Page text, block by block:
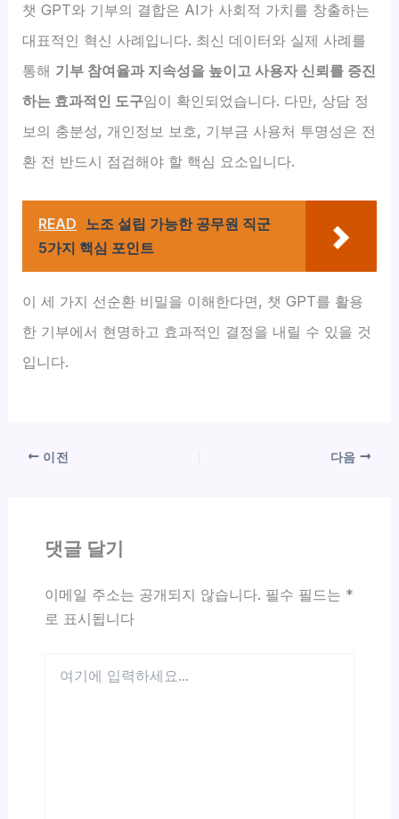
챗 GPT와 기부의 결합은 AI가 사회적 가치를 창출하는
대표적인 혁신 사례입니다. 최신 데이터와 실제 사례를
통해 기부 참여율과 지속성을 높이고 사용자 신뢰를 증진
하는 효과적인 도구임이 확인되었습니다. 다만, 상담 정
보의 충분성, 개인정보 보호, 기부금 사용처 투명성은 전
환 전 반드시 점검해야 할 핵심 요소입니다.
READ
노조 설립 가능한 공무원 직군
5가지 핵심 포인트
이 세 가지 선순환 비밀을 이해한다면, 챗 GPT를 활용
한 기부에서 현명하고 효과적인 결정을 내릴 수 있을 것
입니다.
이전 다음
댓글 달기
이메일 주소는 공개되지 않습니다. 필수 필드는 *
로 표시됩니다